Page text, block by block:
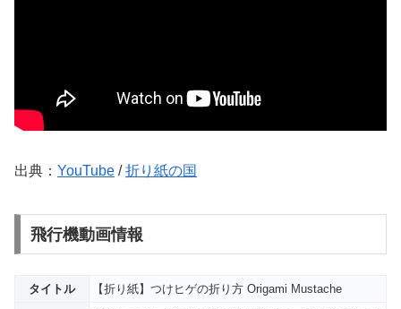
出典： YouTube /折り紙の国
飛行機動画情報
タイトル 【折り紙】つけヒゲの折り方 Origami Mustache